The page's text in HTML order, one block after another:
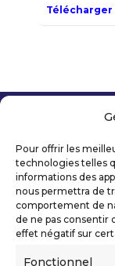
Pour offrir les
technologies telles
informations des
nous permettra de
comportement de
de ne pas consentir
effet négatif sur
Fonctionnel
Télécharger
Mentions
Politique de
Déclaration
Ils nous